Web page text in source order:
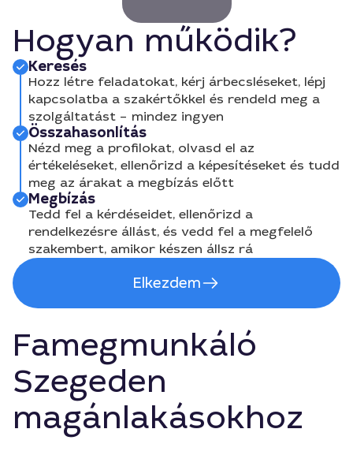
Hogyan működik?
Keresés
Hozz létre feladatokat, kérj árbecsléseket, lépj
kapcsolatba a szakértőkkel és rendeld meg a
szolgáltatást – mindez ingyen
Összahasonlítás
Nézd meg a profilokat, olvasd el az
értékeléseket, ellenőrizd a képesítéseket és tudd
meg az árakat a megbízás előtt
Megbízás
Tedd fel a kérdéseidet, ellenőrizd a
rendelkezésre állást, és vedd fel a megfelelő
szakembert, amikor készen állsz rá
Elkezdem
Famegmunkáló
Szegeden
magánlakásokhoz